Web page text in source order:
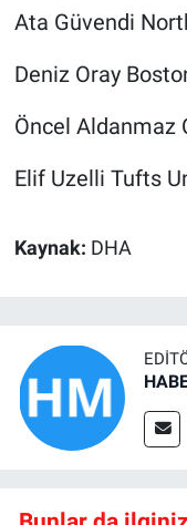
Ata Güvendi
Deniz Oray
Öncel Aldanmaz
Elif Uzelli Tufts
Kaynak: DHA